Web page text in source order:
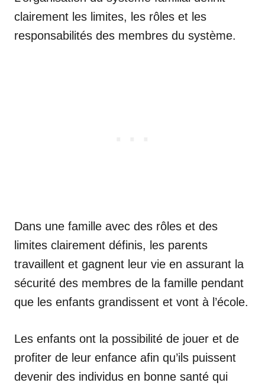
clairement les limites, les rôles et les
responsabilités des membres du système.
Dans une famille avec des rôles et des
limites clairement définis, les parents
travaillent et gagnent leur vie en assurant la
sécurité des membres de la famille pendant
que les enfants grandissent et vont à l’école.
Les enfants ont la possibilité de jouer et de
profiter de leur enfance afin qu’ils puissent
devenir des individus en bonne santé qui